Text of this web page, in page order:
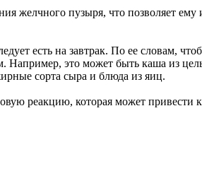
желчного пузыря, что позволяет ему
есть на завтрак. По ее словам,
это может быть каша из
сорта сыра и блюда из яиц.
реакцию, которая может привести